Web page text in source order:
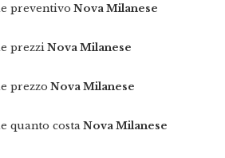
preventivo Nova Milanese
prezzi Nova Milanese
prezzo Nova Milanese
quanto costa Nova Milanese